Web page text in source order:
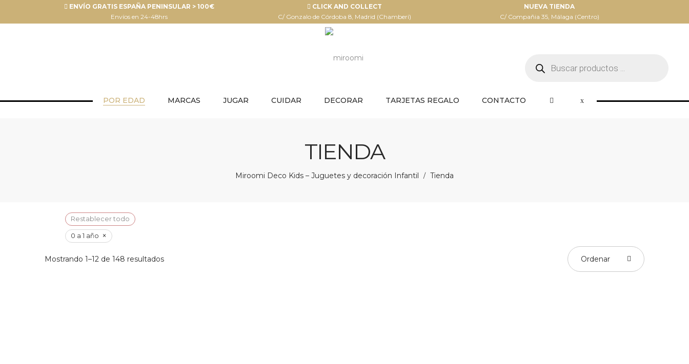
ENVÍO GRATIS ESPAÑA PENINSULAR > 100€
Envíos en 24-48hrs
CLICK AND COLLECT
C/ Gonzalo de Córdoba 8, Madrid (Chamberí)
NUEVA TIENDA
C/ Compañia 35, Málaga (Centro)
productos
POR EDAD MARCAS JUGAR CUIDAR DECORAR TARJETAS REGALO CONTACTO
TIENDA
Miroomi Deco Kids – Juguetes y decoración Infantil / Tienda
Restablecer todo
0 a 1 año ×
Mostrando 1–12 de 148 resultadosOrdenado
Ordenar